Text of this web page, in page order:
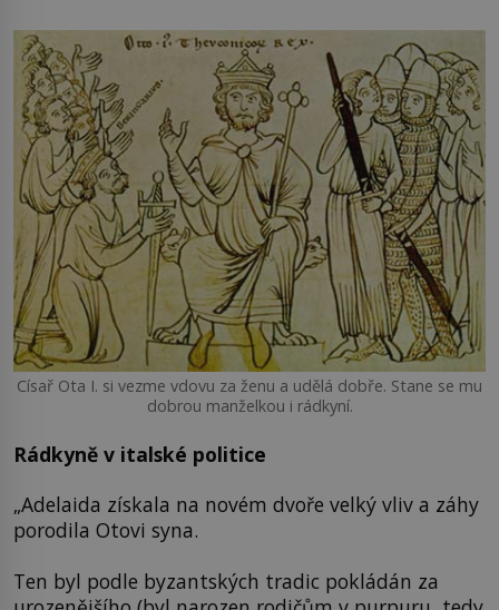
Císař Ota I. si vezme vdovu za ženu a udělá dobře. Stane se mu
dobrou manželkou i rádkyní.
Rádkyně v italské politice
„Adelaida získala na novém dvoře velký vliv a záhy
porodila Otovi syna.
Ten byl podle byzantských tradic pokládán za